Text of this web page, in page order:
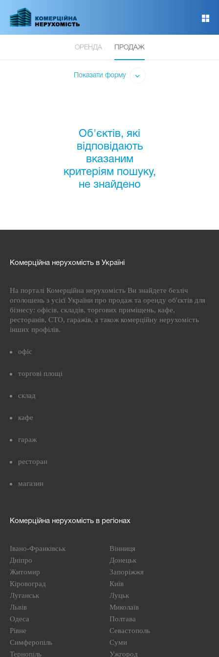
основного
ОРЕНДА ПРОДАЖ
Показати форму
Об'єктів, які
відповідають
вказаним
критеріям пошуку,
не знайдено
Комерційна нерухомість в Україні
На порталі Комерційна нерухомість Ви знайдете безліч
оголошень з усієї України про продаж та оренду об'єктів для
бізнесу: офісів, складів, торгових приміщень, кафе,
ресторанів, СТО, гаражів, а також комерційну нерухомість
інших профілів.
офіс
торгові площі
склад
кафе
гараж
ресторан
магазин
Комерційна нерухомість в регіонах
Івано-Франківськ
Вінниця
Дніпро
Донецьк
Житомир
Запоріжжя
Кіровоград
Київ
Луганськ
Луцьк
Львів
Миколаїв
Одеса
Полтава
Рівне
Севастополь
Симферопіль
Суми
Тернопіль
Ужгород